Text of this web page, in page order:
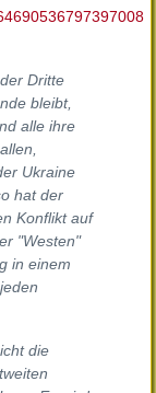
Dritte
bleibt,
alle ihre
Ukraine
hat der
Konflikt auf
"Westen"
in einem
die